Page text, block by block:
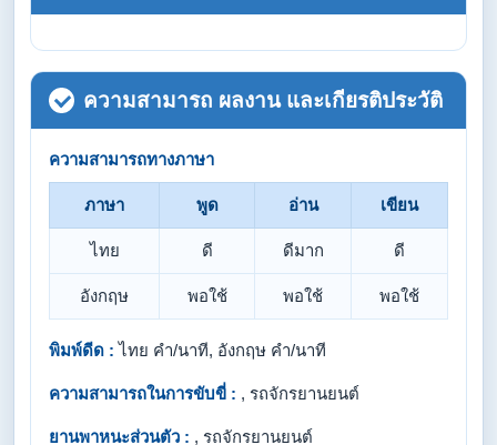
ความสามารถ ผลงาน และเกียรติประวัติ
ความสามารถทางภาษา
ภาษา พูด อ่าน เขียน
ไทย ดี ดีมาก ดี
อังกฤษ พอใช้ พอใช้ พอใช้
พิมพ์ดีด : ไทย คำ/นาที, อังกฤษ คำ/นาที
ความสามารถในการขับขี่ : , รถจักรยานยนต์
ยานพาหนะส่วนตัว : , รถจักรยานยนต์